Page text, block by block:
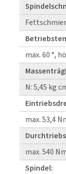
max. 60 °,
N: 5,45 kg
max. 53,4
max. 540
Spindel: